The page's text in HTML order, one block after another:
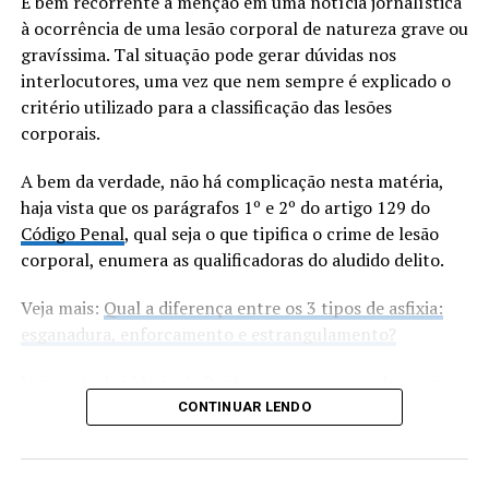
não forem capazes de assegurar os objetivos legítimos
almejados (em razão, por exemplo, de condições
climáticas específicas), os regulamentos técnicos, as
normas e os procedimentos de avaliação da
conformidade poderão diferir das normas técnicas
internacionais.
O Acordo TBT também requer que osMembros da
OMCconsiderem a possibilidade de reconhecer a
equivalência dos regulamentos técnicos e dos
procedimentos de avaliação da conformidade de outros
diferentes, desde que essas medidas atendam aos
objetivos de seus próprios regulamentos técnicos ou
proteção da saúde pública). Finalmente, o Acordo TBT
impõe a obrigação de publicar (transparência) e notificar
à ocorrência de uma lesão corporal de natureza grave ou
gravíssima. Tal situação pode gerar dúvidas nos
interlocutores, uma vez que nem sempre é explicado o
critério utilizado para a classificação das lesões
corporais.
A bem da verdade, não há complicação nesta matéria,
haja vista que os parágrafos 1º e 2º do artigo 129 do
Código Penal, qual seja o que tipifica o crime de lesão
corporal, enumera as qualificadoras do aludido delito.
Veja mais: Qual a diferença entre os 3 tipos de asfixia:
esganadura, enforcamento e estrangulamento?
violência doméstica e familiar?
Lesão Corporal Grave
CONTINUAR LENDO